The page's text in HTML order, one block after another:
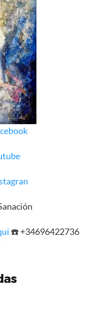
☎️ +34696422736